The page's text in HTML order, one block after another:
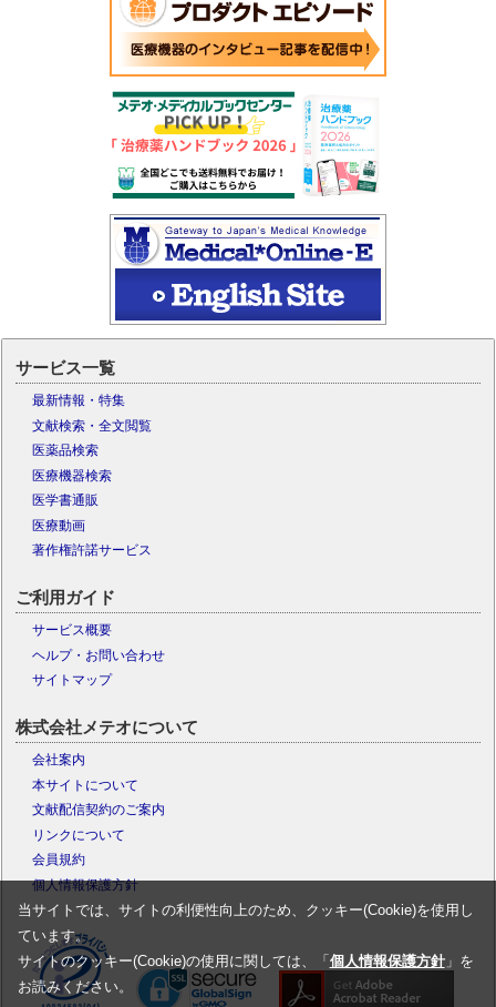
サービス一覧
最新情報・特集
文献検索・全文閲覧
医薬品検索
医療機器検索
医学書通販
医療動画
著作権許諾サービス
ご利用ガイド
サービス概要
ヘルプ・お問い合わせ
サイトマップ
株式会社メテオについて
会社案内
本サイトについて
文献配信契約のご案内
リンクについて
会員規約
個人情報保護方針
当サイトでは、サイトの利便性向上のため、クッキー(Cookie)を使用し
ています。
サイトのクッキー(Cookie)の使用に関しては、「 個人情報保護方針」を
お読みください。